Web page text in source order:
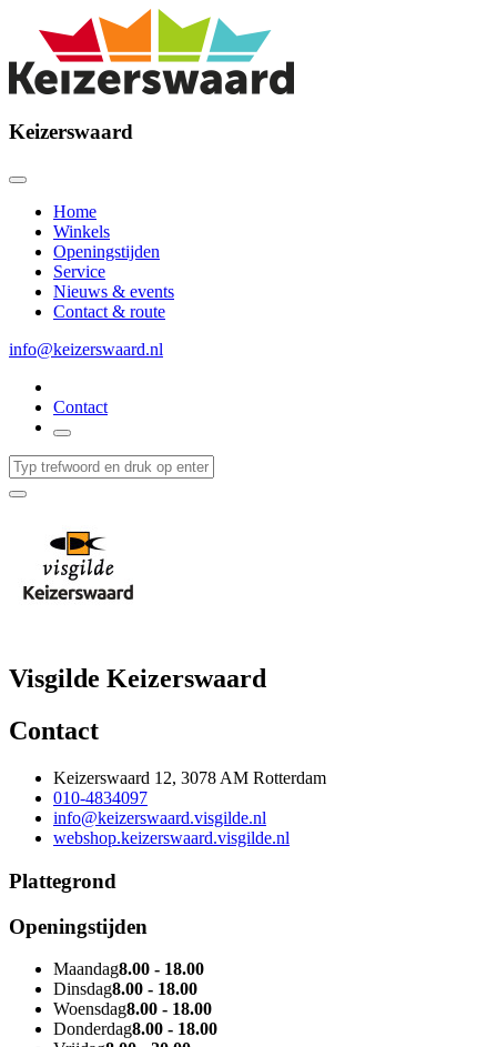
Keizerswaard
Home
Winkels
Openingstijden
Service
Nieuws & events
Contact & route
info@keizerswaard.nl
Contact
Visgilde Keizerswaard
Contact
Keizerswaard 12, 3078 AM Rotterdam
010-4834097
info@keizerswaard.visgilde.nl
webshop.keizerswaard.visgilde.nl
Plattegrond
Openingstijden
Maandag8.00 - 18.00
Dinsdag8.00 - 18.00
Woensdag8.00 - 18.00
Donderdag8.00 - 18.00